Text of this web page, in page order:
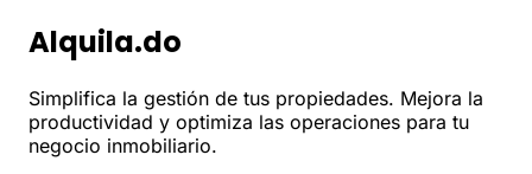
Alquila.do
Simplifica la gestión de tus propiedades. Mejora la
productividad y optimiza las operaciones para tu
negocio inmobiliario.